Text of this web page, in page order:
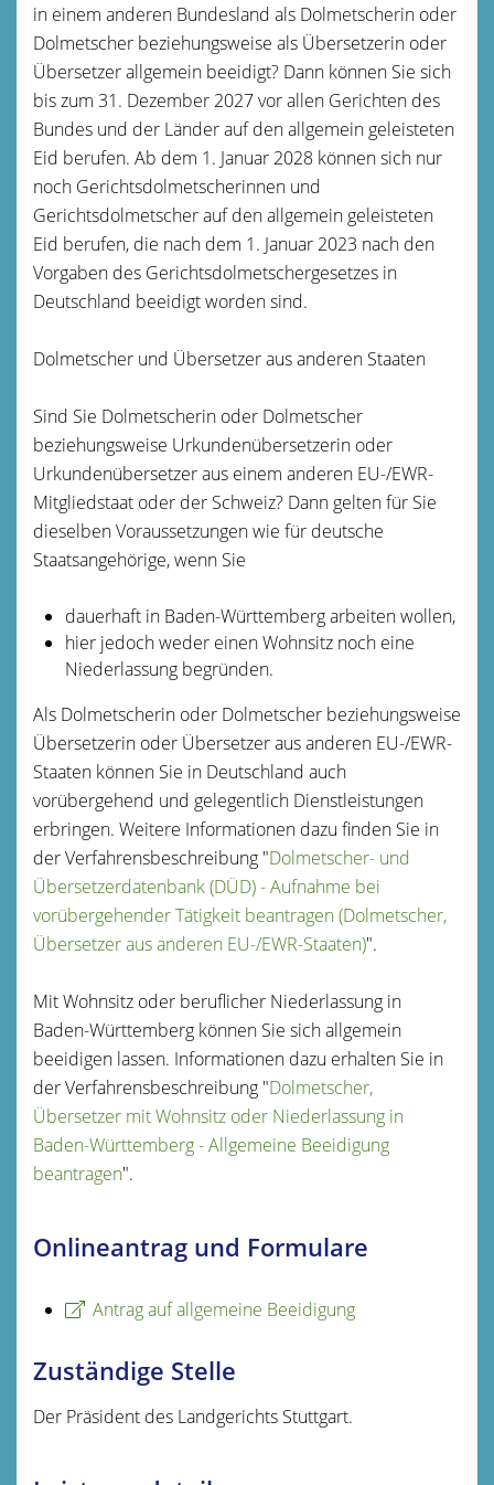
in einem anderen Bundesland als Dolmetscherin oder
Dolmetscher beziehungsweise als Übersetzerin oder
Übersetzer allgemein beeidigt? Dann können Sie sich
bis zum 31. Dezember 2027 vor allen Gerichten des
Bundes und der Länder auf den allgemein geleisteten
Eid berufen. Ab dem 1. Januar 2028 können sich nur
noch Gerichtsdolmetscherinnen und
Gerichtsdolmetscher auf den allgemein geleisteten
Eid berufen, die nach dem 1. Januar 2023 nach den
Vorgaben des Gerichtsdolmetschergesetzes in
Deutschland beeidigt worden sind.
Dolmetscher und Übersetzer aus anderen Staaten
Sind Sie Dolmetscherin oder Dolmetscher
beziehungsweise Urkundenübersetzerin oder
Urkundenübersetzer aus einem anderen EU-/EWR-
Mitgliedstaat oder der Schweiz? Dann gelten für Sie
dieselben Voraussetzungen wie für deutsche
Staatsangehörige, wenn Sie
dauerhaft in Baden-Württemberg arbeiten wollen,
hier jedoch weder einen Wohnsitz noch eine
Niederlassung begründen.
Als Dolmetscherin oder Dolmetscher beziehungsweise
Übersetzerin oder Übersetzer aus anderen EU-/EWR-
Staaten können Sie in Deutschland auch
vorübergehend und gelegentlich Dienstleistungen
erbringen. Weitere Informationen dazu finden Sie in
der Verfahrensbeschreibung "Dolmetscher- und
Übersetzerdatenbank (DÜD) - Aufnahme bei
vorübergehender Tätigkeit beantragen (Dolmetscher,
Übersetzer aus anderen EU-/EWR-Staaten)".
Mit Wohnsitz oder beruflicher Niederlassung in
Baden-Württemberg können Sie sich allgemein
beeidigen lassen. Informationen dazu erhalten Sie in
der Verfahrensbeschreibung "Dolmetscher,
Übersetzer mit Wohnsitz oder Niederlassung in
Baden-Württemberg - Allgemeine Beeidigung
beantragen".
Onlineantrag und Formulare
Antrag auf allgemeine Beeidigung
Zuständige Stelle
Der Präsident des Landgerichts Stuttgart.